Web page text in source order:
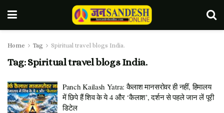
Home Tag Spiritual travel blogs India.
Tag:Spiritual travel blogs India.
Panch Kailash Yatra: कैलाश मानसरोवर ही नहीं, हिमालय
में छिपे हैं शिव के ये 4 और ‘कैलाश’, दर्शन से पहले जान लें पूरी
डिटेल